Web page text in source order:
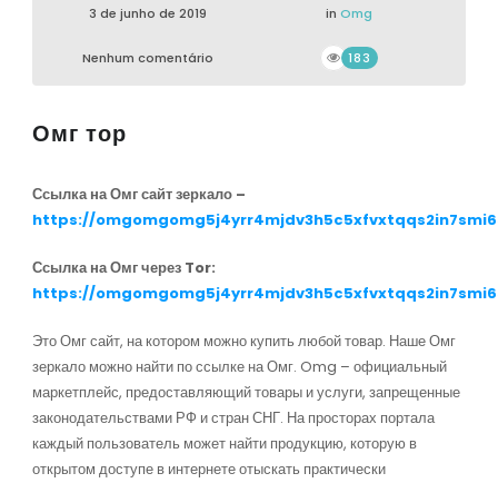
3 de junho de 2019 in Omg
Nenhum comentário 183
Омг тор
Ссылка на Омг сайт зеркало –
https://
Ссылка на Омг через Tor:
https://
Это Омг сайт, на котором можно купить любой товар. Наше Омг
зеркало можно найти по ссылке на Омг. Omg – официальный
маркетплейс, предоставляющий товары и услуги, запрещенные
законодательствами РФ и стран СНГ. На просторах портала
каждый пользователь может найти продукцию, которую в
открытом доступе в интернете отыскать практически